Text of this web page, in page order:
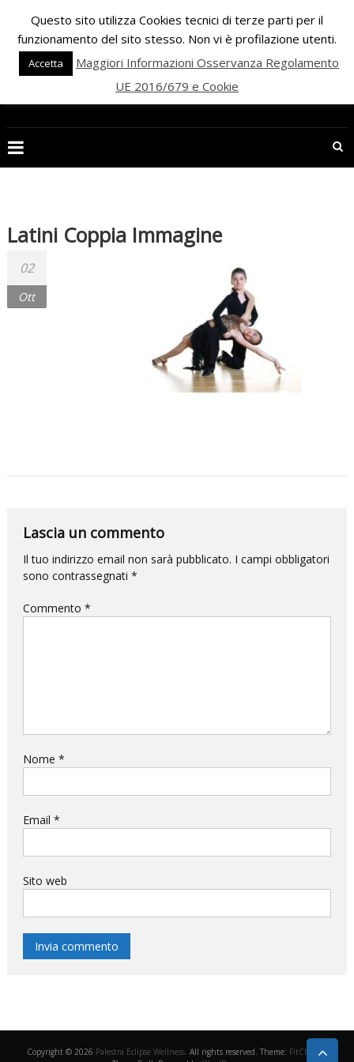
content
PALESTRA
ECLIPSE
una
nuova
era
per
il
volta
devastante.
Latini Coppia Immagine
02
Ott
Lascia un commento
Il tuo indirizzo email non sarà pubblicato. I campi obbligatori
sono contrassegnati *
Commento *
Nome *
Email *
Sito web
Copyright © 2026 Palestra Eclipse Wellness. All rights reserved. Theme: FitClub
by
Questo sito utilizza Cookies tecnici di terze parti per il
funzionamento del sito stesso. Non vi è profilazione utenti.
Accetta
Maggiori Informazioni Osservanza Regolamento
UE 2016/679 e Cookie